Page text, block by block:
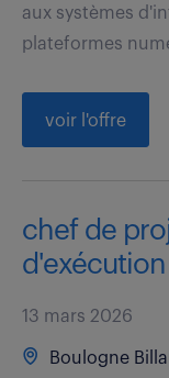
aux systèmes
plateformes
voir l'offre
chef de
13 mars 2026
Boulogne